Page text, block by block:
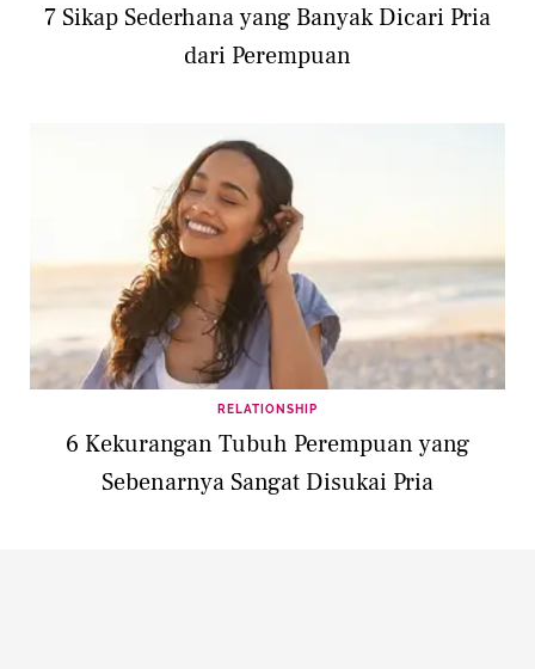
7 Sikap Sederhana yang Banyak Dicari Pria
dari Perempuan
RELATIONSHIP
6 Kekurangan Tubuh Perempuan yang
Sebenarnya Sangat Disukai Pria